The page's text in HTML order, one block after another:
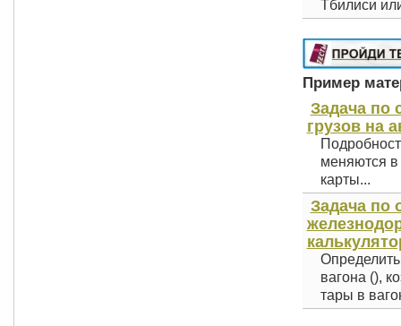
Тбилиси
Пример
Задача по
грузов на
меняются в
карты...
Задача по
вагона (),
тары в